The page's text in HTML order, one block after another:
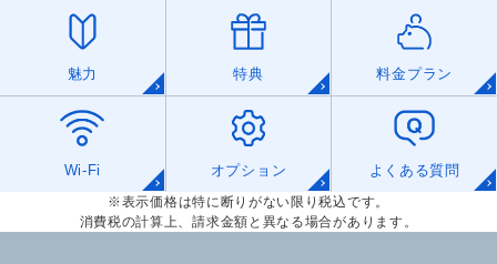
魅力 特典 料金プラン
Wi-Fi オプション よくある質問
※表示価格は特に断りがない限り税込です。
消費税の計算上、請求金額と異なる場合があります。